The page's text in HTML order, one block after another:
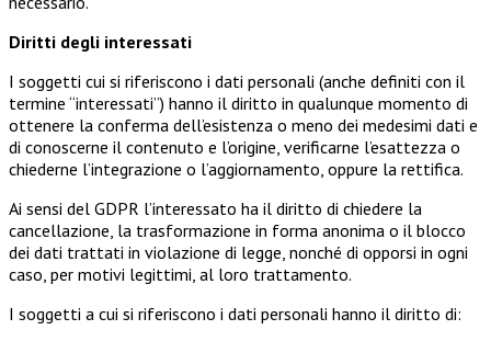
Diritti degli interessati
I soggetti cui si riferiscono i dati personali (anche definiti con il
termine “interessati”) hanno il diritto in qualunque momento di
ottenere la conferma dell’esistenza o meno dei medesimi dati e
di conoscerne il contenuto e l’origine, verificarne l’esattezza o
chiederne l’integrazione o l’aggiornamento, oppure la rettifica.
Ai sensi del GDPR l’interessato ha il diritto di chiedere la
cancellazione, la trasformazione in forma anonima o il blocco
dei dati trattati in violazione di legge, nonché di opporsi in ogni
caso, per motivi legittimi, al loro trattamento.
I soggetti a cui si riferiscono i dati personali hanno il diritto di: